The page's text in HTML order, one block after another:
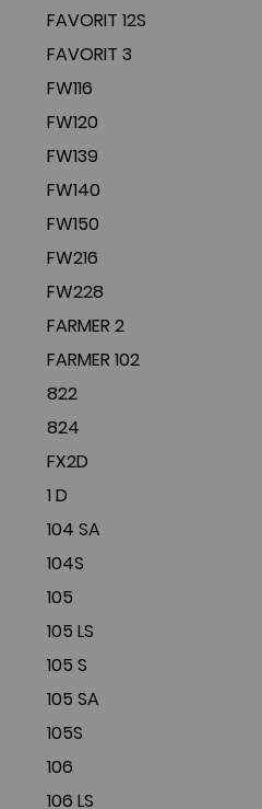
FAVORIT 12S
FAVORIT 3
FW116
FW120
FW139
FW140
FW150
FW216
FW228
FARMER 2
FARMER 102
822
824
FX2D
1 D
104 SA
104S
105
105 LS
105 S
105 SA
105S
106
106 LS